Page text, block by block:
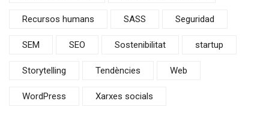
Recursos humans SASS Seguridad
SEM SEO Sostenibilitat startup
Storytelling Tendències Web
WordPress Xarxes socials